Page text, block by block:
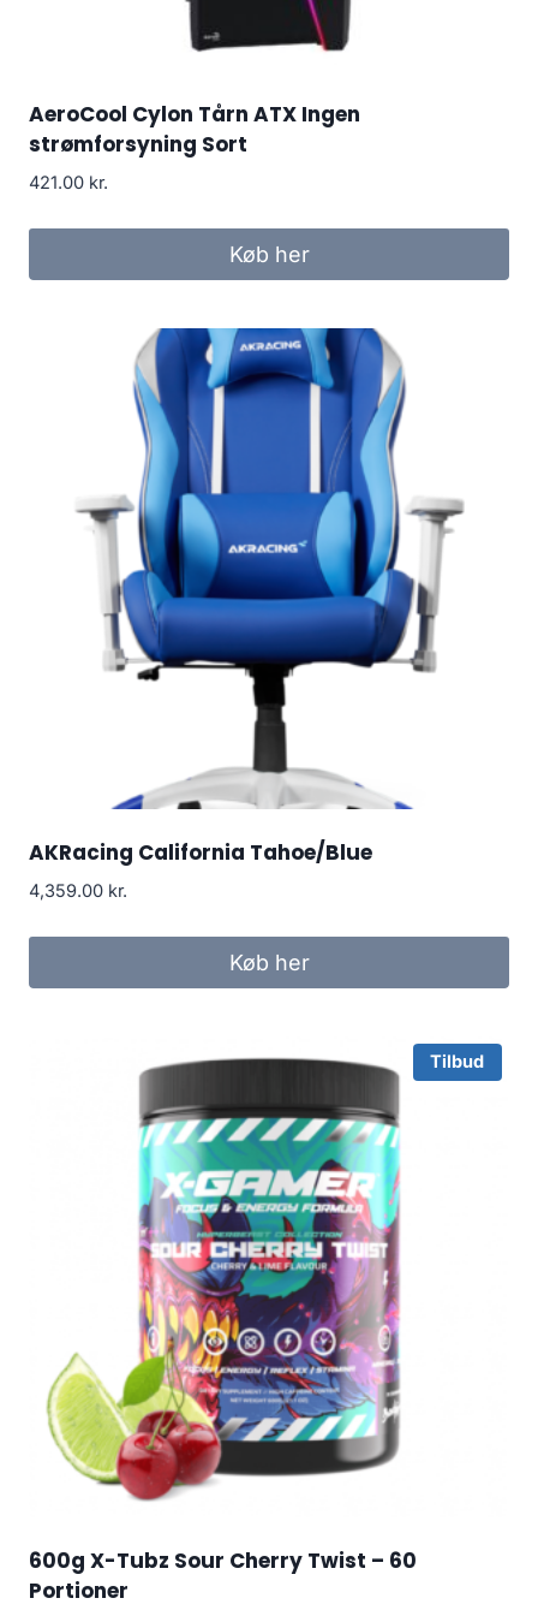
AeroCool Cylon Tårn ATX Ingen
strømforsyning Sort
421.00 kr.
Køb her
AKRacing California Tahoe/Blue
4,359.00 kr.
Køb her
Tilbud
600g X-Tubz Sour Cherry Twist – 60
Portioner